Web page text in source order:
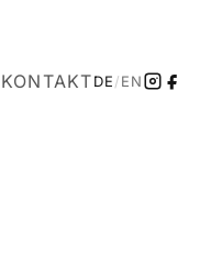
KONTAKTDE/EN